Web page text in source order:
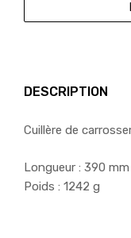
DESCRIPTION
Cuillère de
Longueur : 390 mm
Poids : 1242 g